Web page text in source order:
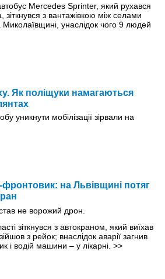
Mercedes Sprinter, який рухався
з вантажівкою між селами
унаслідок чого 9 людей
Як поліщуки намагаються
уникнути мобілізації зірвали на
на Львівщині потяг
зіткнувся з автокраном, який виїхав
з рейок; внаслідок аварії загнив
і водій машини – у лікарні. >>